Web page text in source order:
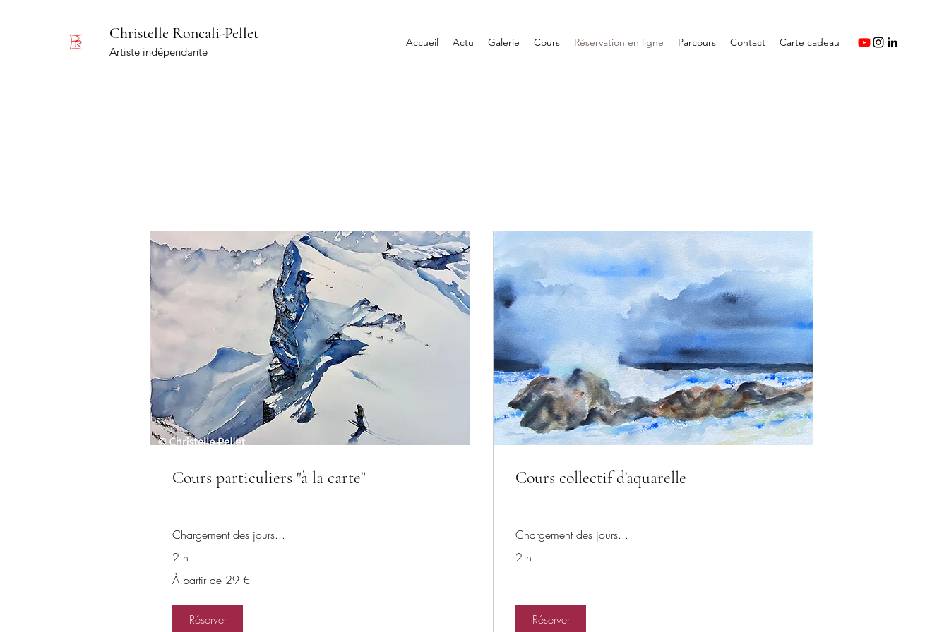
Christelle Roncali-Pellet
Artiste indépendante
Accueil Actu Galerie Cours Réservation en ligne Parcours Contact Carte cadeau
Cours particuliers "à la carte"
Chargement des jours...
2 h
À
partir
À partir de 29 €
Réserver
Cours collectif d'aquarelle
Chargement des jours...
2 h
Réserver